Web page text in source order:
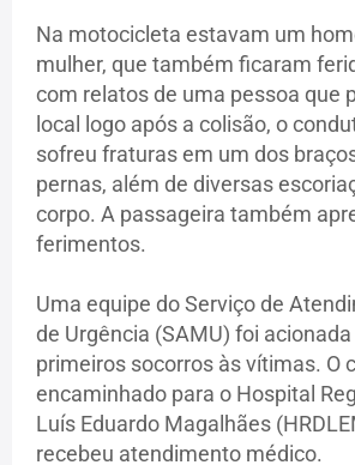
Na motocicleta estavam um
mulher, que também ficaram
com relatos de uma pessoa que
local logo após a colisão, o
sofreu fraturas em um dos
pernas, além de diversas
corpo. A passageira também
ferimentos.
Uma equipe do Serviço de
de Urgência (SAMU) foi
primeiros socorros às vítimas. O
encaminhado para o Hospital
Luís Eduardo Magalhães
recebeu atendimento médico.